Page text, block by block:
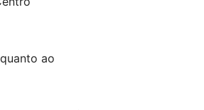
ao